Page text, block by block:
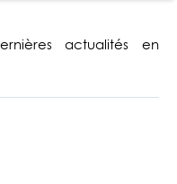
actualités en